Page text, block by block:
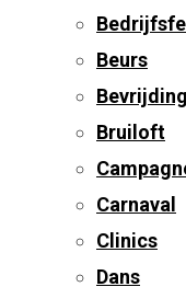
Beurs
Bruiloft
Carnaval
Clinics
Dans